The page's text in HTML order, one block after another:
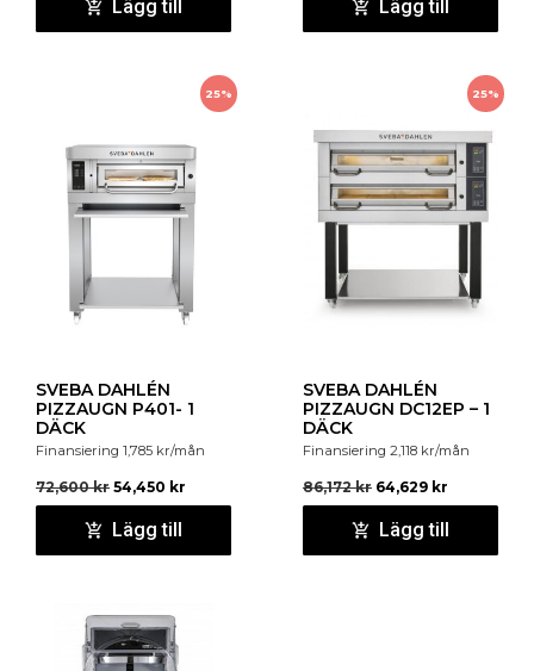
Lägg till Lägg till
25%
SVEBA DAHLÉN
PIZZAUGN P401- 1
DÄCK
Finansiering 1,785 kr/mån
72,600kr 54,450 kr
Lägg till
25%
SVEBA DAHLÉN
PIZZAUGN DC12EP – 1
DÄCK
Finansiering 2,118 kr/mån
86,172kr 64,629 kr
Lägg till